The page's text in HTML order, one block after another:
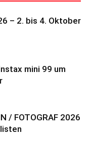
– 2. bis 4. Oktober
mini 99 um
/ FOTOGRAF 2026